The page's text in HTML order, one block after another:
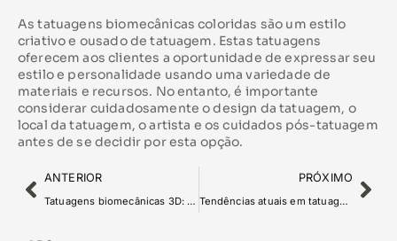
As tatuagens biomecânicas coloridas são um estilo
criativo e ousado de tatuagem. Estas tatuagens
oferecem aos clientes a oportunidade de expressar seu
estilo e personalidade usando uma variedade de
materiais e recursos. No entanto, é importante
considerar cuidadosamente o design da tatuagem, o
local da tatuagem, o artista e os cuidados pós-tatuagem
antes de se decidir por esta opção.
ANTERIOR
Tatuagens biomecânicas 3D: uma nova dimensão
PRÓXIMO
Tendências atuais em tatuagens biomecânicas